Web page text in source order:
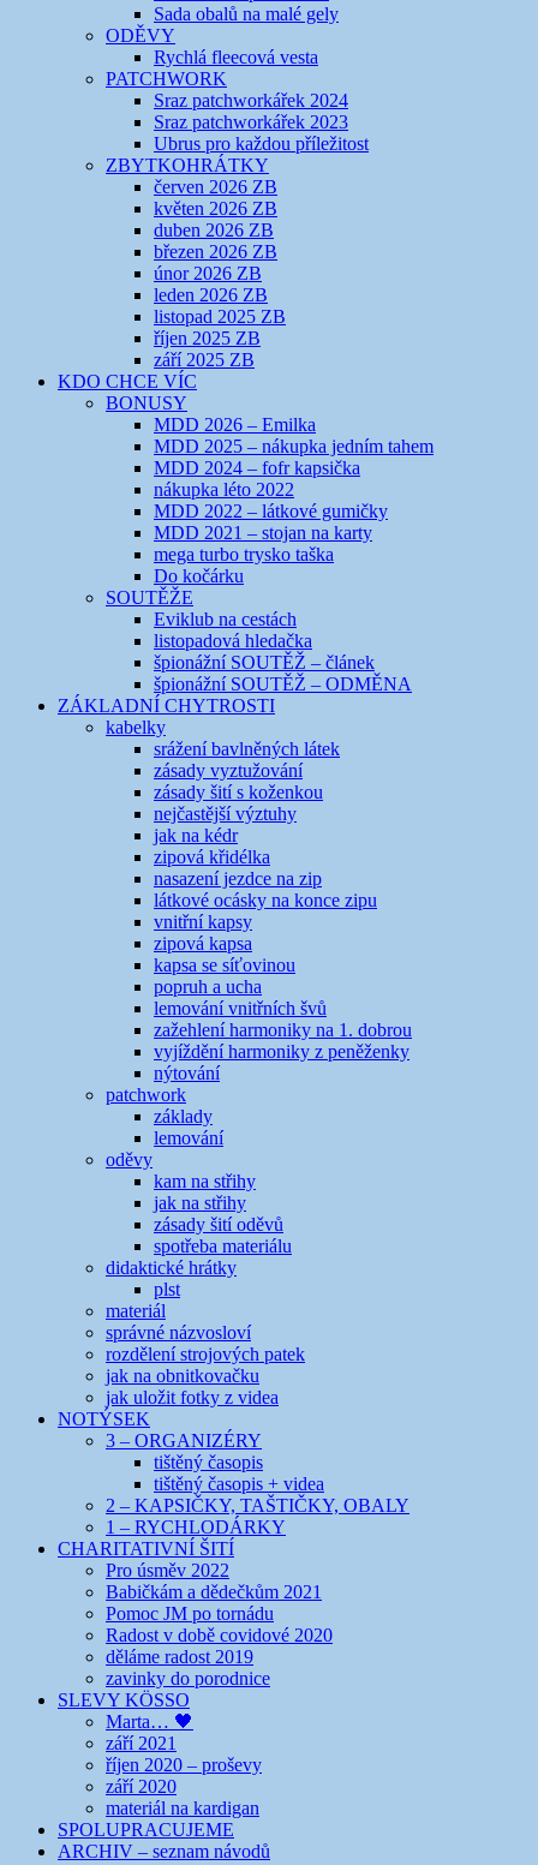
Sada obalů na malé gely
ODĚVY
Rychlá fleecová vesta
PATCHWORK
Sraz patchworkářek 2024
Sraz patchworkářek 2023
Ubrus pro každou příležitost
ZBYTKOHRÁTKY
červen 2026 ZB
květen 2026 ZB
duben 2026 ZB
březen 2026 ZB
únor 2026 ZB
leden 2026 ZB
listopad 2025 ZB
říjen 2025 ZB
září 2025 ZB
KDO CHCE VÍC
BONUSY
MDD 2026 – Emilka
MDD 2025 – nákupka jedním tahem
MDD 2024 – fofr kapsička
nákupka léto 2022
MDD 2022 – látkové gumičky
MDD 2021 – stojan na karty
mega turbo trysko taška
Do kočárku
SOUTĚŽE
Eviklub na cestách
listopadová hledačka
špionážní SOUTĚŽ – článek
špionážní SOUTĚŽ – ODMĚNA
ZÁKLADNÍ CHYTROSTI
kabelky
srážení bavlněných látek
zásady vyztužování
zásady šití s koženkou
nejčastější výztuhy
jak na kédr
zipová křidélka
nasazení jezdce na zip
látkové ocásky na konce zipu
vnitřní kapsy
zipová kapsa
kapsa se síťovinou
popruh a ucha
lemování vnitřních švů
zažehlení harmoniky na 1. dobrou
vyjíždění harmoniky z peněženky
nýtování
patchwork
základy
lemování
oděvy
kam na střihy
jak na střihy
zásady šití oděvů
spotřeba materiálu
didaktické hrátky
plst
materiál
správné názvosloví
rozdělení strojových patek
jak na obnitkovačku
jak uložit fotky z videa
NOTÝSEK
3 – ORGANIZÉRY
tištěný časopis
tištěný časopis + videa
2 – KAPSIČKY, TAŠTIČKY, OBALY
1 – RYCHLODÁRKY
CHARITATIVNÍ ŠITÍ
Pro úsměv 2022
Babičkám a dědečkům 2021
Pomoc JM po tornádu
Radost v době covidové 2020
děláme radost 2019
zavinky do porodnice
SLEVY KÖSSO
Marta… 🖤
září 2021
říjen 2020 – proševy
září 2020
materiál na kardigan
SPOLUPRACUJEME
ARCHIV – seznam návodů